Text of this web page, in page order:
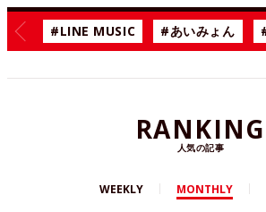
#LINE MUSIC #あいみょん
RANKING
人気の記事
WEEKLY MONTHLY